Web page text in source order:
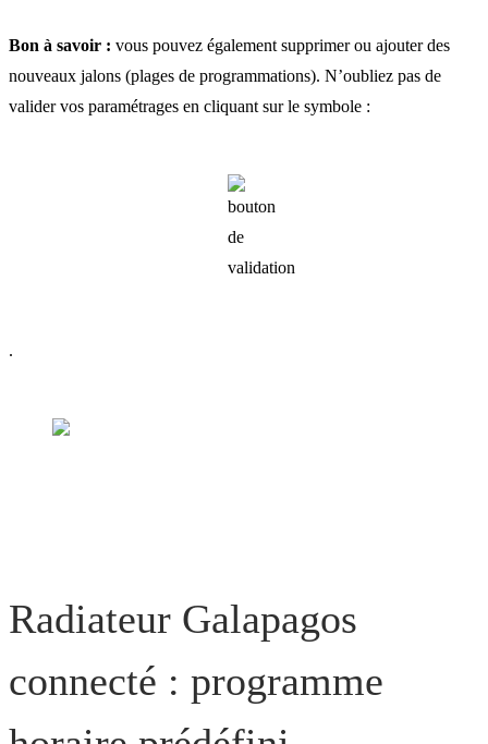
Bon à savoir : vous pouvez également supprimer ou ajouter des
nouveaux jalons (plages de programmations). N’oubliez pas de
valider vos paramétrages en cliquant sur le symbole :
.
Radiateur Galapagos
connecté : programme